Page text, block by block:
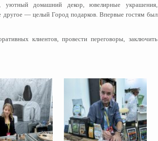
уютный домашний декор, ювелирные украшения,
другое — целый Город подарков. Впервые гостям был
клиентов, провести переговоры, заключить